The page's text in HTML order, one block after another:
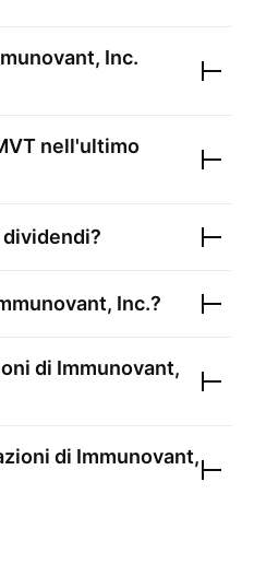
Inc.
nell'ultimo
dividendi?
Inc.?
di Immunovant,
di Immunovant,